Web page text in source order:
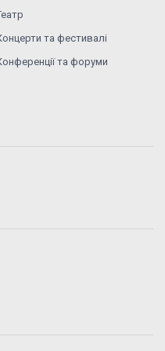
та фестивалі
та форуми